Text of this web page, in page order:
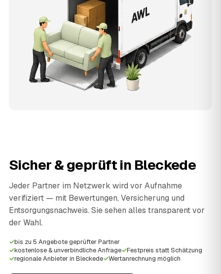
Sicher & geprüft in Bleckede
Jeder Partner im Netzwerk wird vor Aufnahme
verifiziert — mit Bewertungen, Versicherung und
Entsorgungsnachweis. Sie sehen alles transparent vor
der Wahl.
✓bis zu 5 Angebote geprüfter Partner
✓kostenlose & unverbindliche Anfrage✓Festpreis statt Schätzung
✓regionale Anbieter in Bleckede✓Wertanrechnung möglich